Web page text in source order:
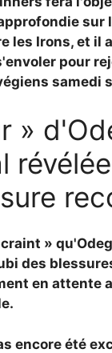
sur
les Irons, et il
pour
samedi
»
»
des
en attente
encore été